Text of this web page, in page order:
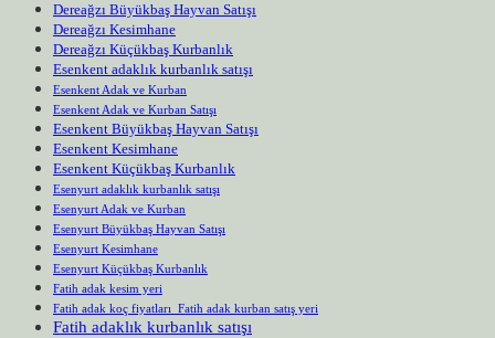
Dereağzı Büyükbaş Hayvan Satışı
Dereağzı Kesimhane
Dereağzı Küçükbaş Kurbanlık
Esenkent adaklık kurbanlık satışı
Esenkent Adak ve Kurban
Esenkent Adak ve Kurban Satışı
Esenkent Büyükbaş Hayvan Satışı
Esenkent Kesimhane
Esenkent Küçükbaş Kurbanlık
Esenyurt adaklık kurbanlık satışı
Esenyurt Adak ve Kurban
Esenyurt Büyükbaş Hayvan Satışı
Esenyurt Kesimhane
Esenyurt Küçükbaş Kurbanlık
Fatih adak kesim yeri
Fatih adak koç fiyatları Fatih adak kurban satış yeri
Fatih adaklık kurbanlık satışı